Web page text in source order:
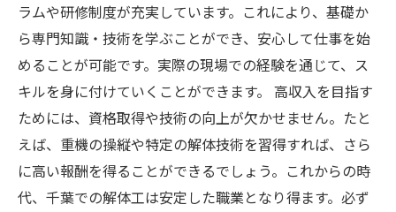
ラムや研修制度が充実しています。これにより、基礎か
ら専門知識・技術を学ぶことができ、安心して仕事を始
めることが可能です。実際の現場での経験を通じて、ス
キルを身に付けていくことができます。 高収入を目指す
ためには、資格取得や技術の向上が欠かせません。たと
えば、重機の操縦や特定の解体技術を習得すれば、さら
に高い報酬を得ることができるでしょう。これからの時
代、千葉での解体工は安定した職業となり得ます。必ず